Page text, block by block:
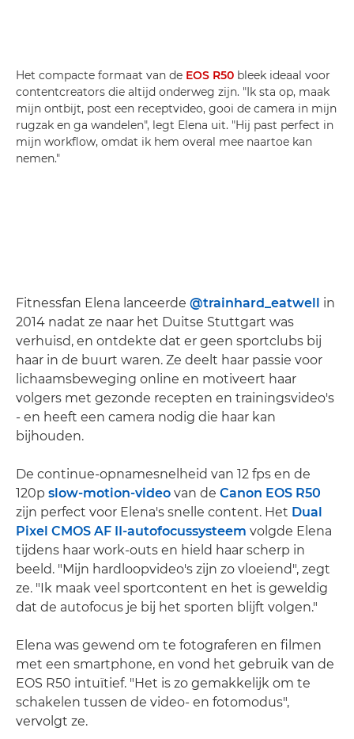
Het compacte formaat van de EOS R50 bleek ideaal voor
contentcreators die altijd onderweg zijn. "Ik sta op, maak
mijn ontbijt, post een receptvideo, gooi de camera in mijn
rugzak en ga wandelen", legt Elena uit. "Hij past perfect in
mijn workflow, omdat ik hem overal mee naartoe kan
nemen."
Fitnessfan Elena lanceerde @trainhard_eatwell in
2014 nadat ze naar het Duitse Stuttgart was
verhuisd, en ontdekte dat er geen sportclubs bij
haar in de buurt waren. Ze deelt haar passie voor
lichaamsbeweging online en motiveert haar
volgers met gezonde recepten en trainingsvideo's
- en heeft een camera nodig die haar kan
bijhouden.
De continue-opnamesnelheid van 12 fps en de
120p slow-motion-video van de Canon EOS R50
zijn perfect voor Elena's snelle content. Het Dual
Pixel CMOS AF II-autofocussysteem volgde Elena
tijdens haar work-outs en hield haar scherp in
beeld. "Mijn hardloopvideo's zijn zo vloeiend", zegt
ze. "Ik maak veel sportcontent en het is geweldig
dat de autofocus je bij het sporten blijft volgen."
Elena was gewend om te fotograferen en filmen
met een smartphone, en vond het gebruik van de
EOS R50 intuïtief. "Het is zo gemakkelijk om te
schakelen tussen de video- en fotomodus",
vervolgt ze.